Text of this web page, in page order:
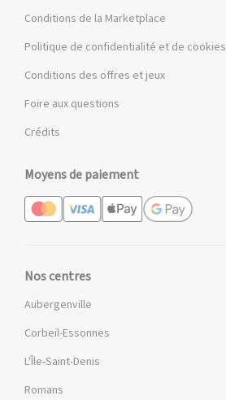
Conditions de la Marketplace
Politique de confidentialité et de cookies
Conditions des offres et jeux
Foire aux questions
Crédits
Moyens de paiement
Nos centres
Aubergenville
Corbeil-Essonnes
L'Île-Saint-Denis
Romans